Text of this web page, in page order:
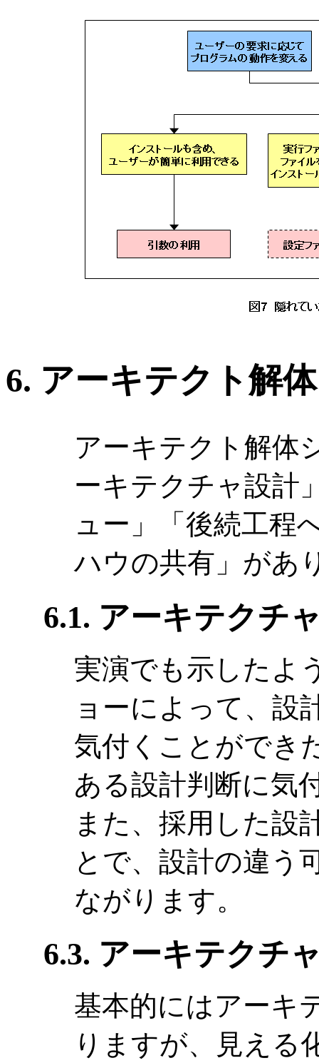
6. アーキテクト解
アーキテクト解体
ーキテクチャ設計
ュー」「後続工程
ハウの共有」があ
6.1. アーキテクチ
実演でも示したよ
ョーによって、設
気付くことができ
ある設計判断に気
また、採用した設
とで、設計の違う
ながります。
6.3. アーキテクチ
基本的にはアーキ
りますが、見える